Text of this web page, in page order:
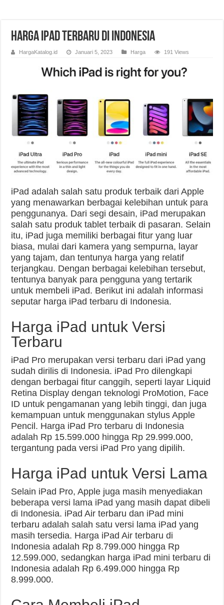
Harga iPad Terbaru di Indonesia
HargaKatalog.id Januari 5, 2023 Harga 191 Views
iPad adalah salah satu produk terbaik dari Apple
yang menawarkan berbagai kelebihan untuk para
penggunanya. Dari segi desain, iPad merupakan
salah satu produk tablet terbaik di pasaran. Selain
itu, iPad juga memiliki berbagai fitur yang luar
biasa, mulai dari kamera yang sempurna, layar
yang tajam, dan tentunya harga yang relatif
terjangkau. Dengan berbagai kelebihan tersebut,
tentunya banyak para pengguna yang tertarik
untuk membeli iPad. Berikut ini adalah informasi
seputar harga iPad terbaru di Indonesia.
Harga iPad untuk Versi
Terbaru
iPad Pro merupakan versi terbaru dari iPad yang
sudah dirilis di Indonesia. iPad Pro dilengkapi
dengan berbagai fitur canggih, seperti layar Liquid
Retina Display dengan teknologi ProMotion, Face
ID untuk pengamanan yang lebih tinggi, dan juga
kemampuan untuk menggunakan stylus Apple
Pencil. Harga iPad Pro terbaru di Indonesia
adalah Rp 15.599.000 hingga Rp 29.999.000,
tergantung pada versi iPad Pro yang dipilih.
Harga iPad untuk Versi Lama
Selain iPad Pro, Apple juga masih menyediakan
beberapa versi lama iPad yang masih dapat dibeli
di Indonesia. iPad Air terbaru dan iPad mini
terbaru adalah salah satu versi lama iPad yang
masih tersedia. Harga iPad Air terbaru di
Indonesia adalah Rp 8.799.000 hingga Rp
12.599.000, sedangkan harga iPad mini terbaru di
Indonesia adalah Rp 6.499.000 hingga Rp
8.999.000.